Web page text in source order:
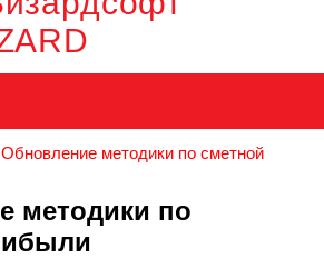
Обновление методики по сметной
методики по